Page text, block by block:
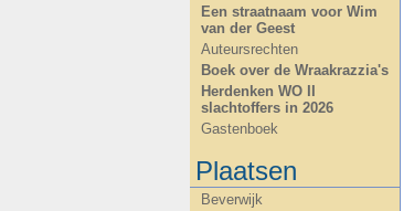
Een straatnaam voor Wim
van der Geest
Auteursrechten
Boek over de Wraakrazzia's
Herdenken WO II
slachtoffers in 2026
Gastenboek
Plaatsen
Beverwijk